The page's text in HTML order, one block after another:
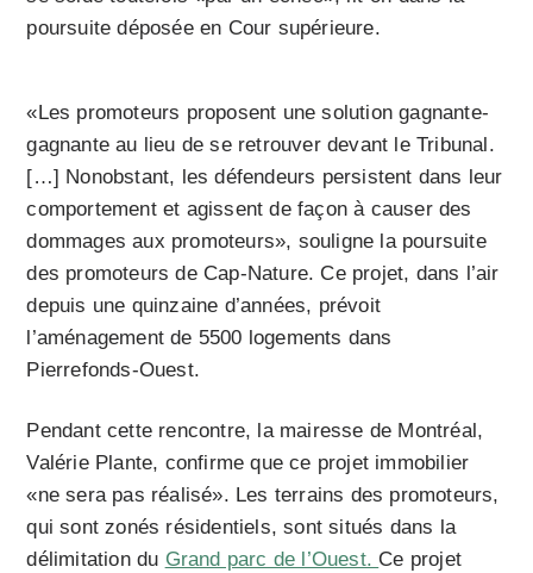
poursuite déposée en Cour supérieure.
«Les promoteurs proposent une solution gagnante-
gagnante au lieu de se retrouver devant le Tribunal.
[…] Nonobstant, les défendeurs persistent dans leur
comportement et agissent de façon à causer des
dommages aux promoteurs», souligne la poursuite
des promoteurs de Cap-Nature. Ce projet, dans l’air
depuis une quinzaine d’années, prévoit
l’aménagement de 5500 logements dans
Pierrefonds-Ouest.
Pendant cette rencontre, la mairesse de Montréal,
Valérie Plante, confirme que ce projet immobilier
«ne sera pas réalisé». Les terrains des promoteurs,
qui sont zonés résidentiels, sont situés dans la
délimitation du Grand parc de l’Ouest. Ce projet